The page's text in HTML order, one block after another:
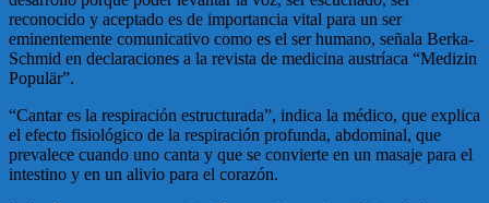
reconocido y aceptado es de importancia vital para un ser
eminentemente comunicativo como es el ser humano, señala Berka-
Schmid en declaraciones a la revista de medicina austríaca “Medizin
Populär”.
“Cantar es la respiración estructurada”, indica la médico, que explica
el efecto fisiológico de la respiración profunda, abdominal, que
prevalece cuando uno canta y que se convierte en un masaje para el
intestino y en un alivio para el corazón.